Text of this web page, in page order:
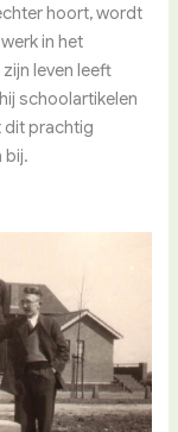
hoort, wordt
in het
leven leeft
schoolartikelen
dit prachtig
bij.